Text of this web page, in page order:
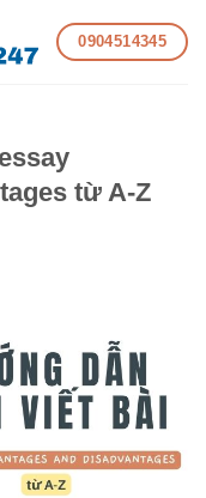
0904514345
từ A-Z